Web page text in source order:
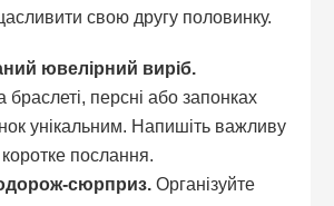
свою другу половинку.
ювелірний виріб.
браслеті, персні або запонках
унікальним. Напишіть важливу
послання.
сюрприз. Організуйте